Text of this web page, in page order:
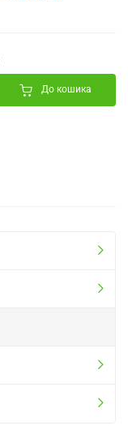
До кошика